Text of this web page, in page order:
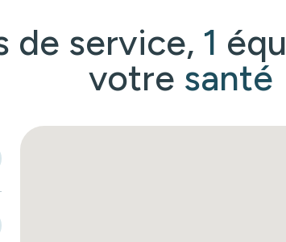
de service, 1
votre santé